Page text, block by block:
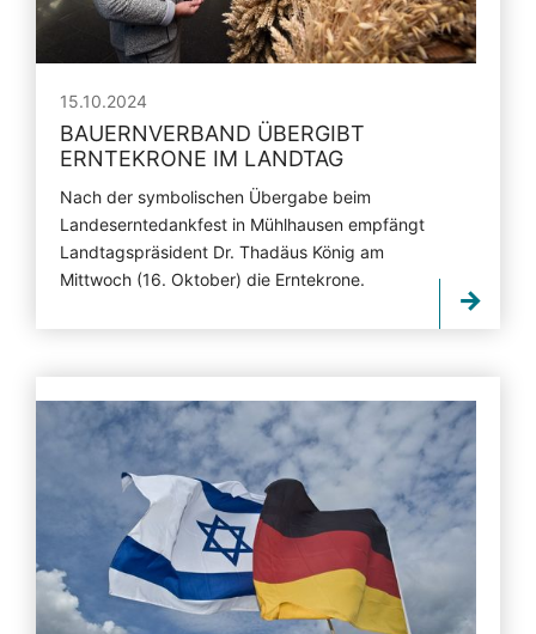
15.10.2024
BAUERNVERBAND ÜBERGIBT
ERNTEKRONE IM LANDTAG
Nach der symbolischen Übergabe beim
Landeserntedankfest in Mühlhausen empfängt
Landtagspräsident Dr. Thadäus König am
Mittwoch (16. Oktober) die Erntekrone.